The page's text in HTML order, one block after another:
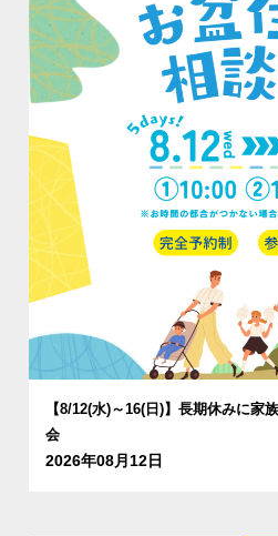
【8/12(水)～16(日)】長期休みに家
会
2026年08月12日